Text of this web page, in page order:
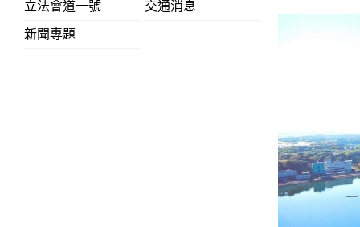
立法會道一號
交通消息
新聞專題